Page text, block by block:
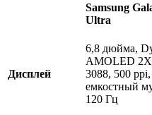
Samsung
Ultra
Дисплей
6,8 дюйма,
AMOLED
3088, 500 ppi,
емкостный
120 Гц